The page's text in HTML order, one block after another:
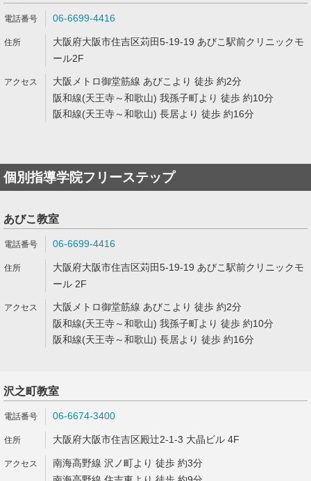
06-6699-4416
大阪府大阪市住吉区苅田5-19-19 あびこ駅前クリニックモ
ール2F
大阪メトロ御堂筋線 あびこより 徒歩 約2分
阪和線(天王寺～和歌山) 我孫子町より 徒歩 約10分
阪和線(天王寺～和歌山) 長居より 徒歩 約16分
個別指導学院フリーステップ
あびこ教室
06-6699-4416
大阪府大阪市住吉区苅田5-19-19 あびこ駅前クリニックモ
ール 2F
大阪メトロ御堂筋線 あびこより 徒歩 約2分
阪和線(天王寺～和歌山) 我孫子町より 徒歩 約10分
阪和線(天王寺～和歌山) 長居より 徒歩 約16分
沢之町教室
06-6674-3400
大阪府大阪市住吉区殿辻2-1-3 大晶ビル 4F
南海高野線 沢ノ町より 徒歩 約3分